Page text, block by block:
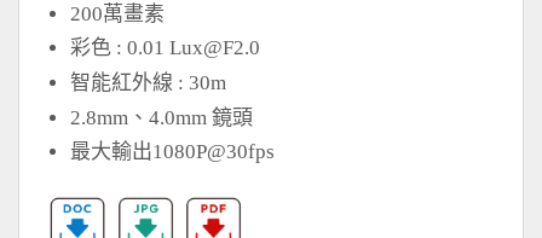
200萬畫素
彩色 : 0.01Lux@F2.0
智能紅外線 : 30m
2.8mm、4.0mm 鏡頭
最大輸出1080P@30fps